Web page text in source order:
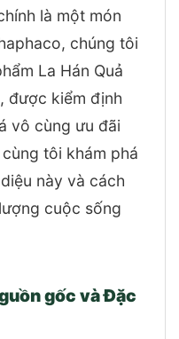
là một món
chúng tôi
La Hán Quả
được kiểm định
vô cùng ưu đãi
tôi khám phá
này và cách
cuộc sống
gốc và Đặc